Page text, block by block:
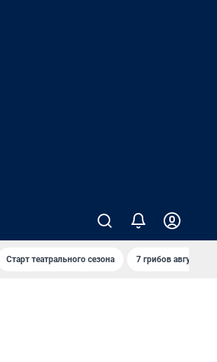
Старт театрального сезона 7 грибов августа